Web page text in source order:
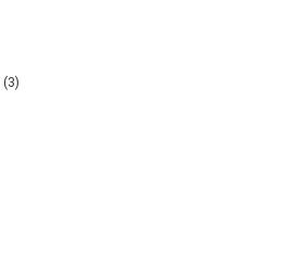
(3)